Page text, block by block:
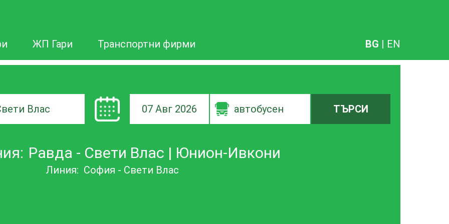
ЖП Гари Транспортни фирми BG | EN
07 Авг 2026 автобусен ТЪРСИ
Равда - Свети Влас | Юнион-Ивкони
Линия: София - Свети Влас